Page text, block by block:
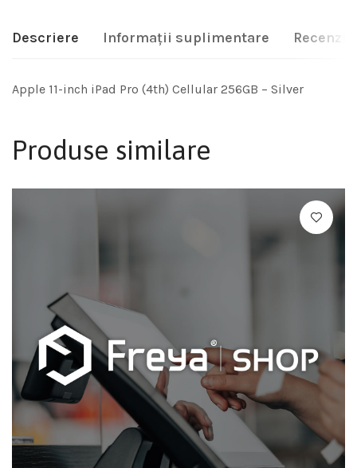
Descriere Informații suplimentare Recenzii
Apple 11-inch iPad Pro (4th) Cellular 256GB – Silver
Produse similare